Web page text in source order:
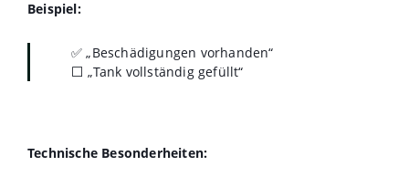
Beispiel:
✅ „Beschädigungen vorhanden“
⬜ „Tank vollständig gefüllt“
Technische Besonderheiten: